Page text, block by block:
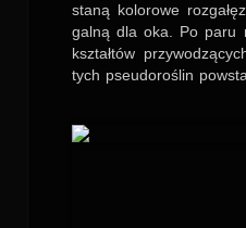
staną kolo­rowe
galną dla oka. Po paru
ksz­tałtów
tych pseu­do­ro­ślin